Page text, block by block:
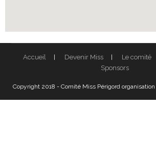
Accueil Devenir Miss Le comité
Sponsors
Copyright 2018 - Comité Miss Périgord